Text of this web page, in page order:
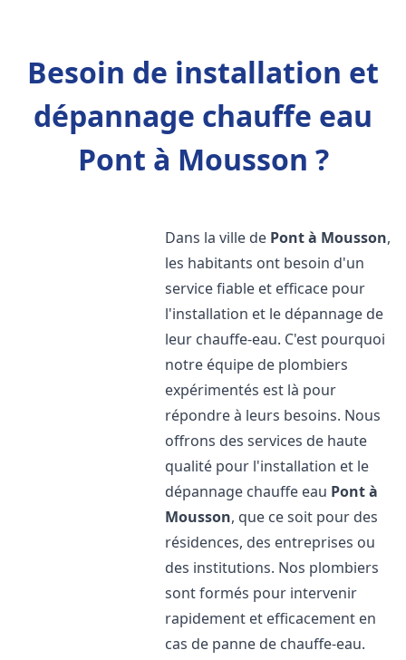
Besoin de installation et
dépannage chauffe eau
Pont à Mousson ?
Dans la ville de Pont à Mousson,
les habitants ont besoin d'un
service fiable et efficace pour
l'installation et le dépannage de
leur chauffe-eau. C'est pourquoi
notre équipe de plombiers
expérimentés est là pour
répondre à leurs besoins. Nous
offrons des services de haute
qualité pour l'installation et le
dépannage chauffe eau Pont à
Mousson, que ce soit pour des
résidences, des entreprises ou
des institutions. Nos plombiers
sont formés pour intervenir
rapidement et efficacement en
cas de panne de chauffe-eau.